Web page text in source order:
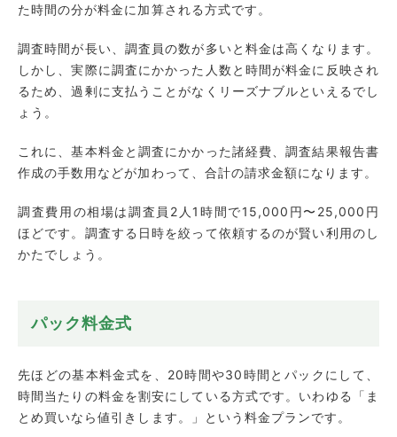
た時間の分が料金に加算される方式です。
調査時間が長い、調査員の数が多いと料金は高くなります。
しかし、実際に調査にかかった人数と時間が料金に反映され
るため、過剰に支払うことがなくリーズナブルといえるでし
ょう。
これに、基本料金と調査にかかった諸経費、調査結果報告書
作成の手数用などが加わって、合計の請求金額になります。
調査費用の相場は調査員2人1時間で15,000円〜25,000円
ほどです。調査する日時を絞って依頼するのが賢い利用のし
かたでしょう。
パック料金式
先ほどの基本料金式を、20時間や30時間とパックにして、
時間当たりの料金を割安にしている方式です。いわゆる「ま
とめ買いなら値引きします。」という料金プランです。